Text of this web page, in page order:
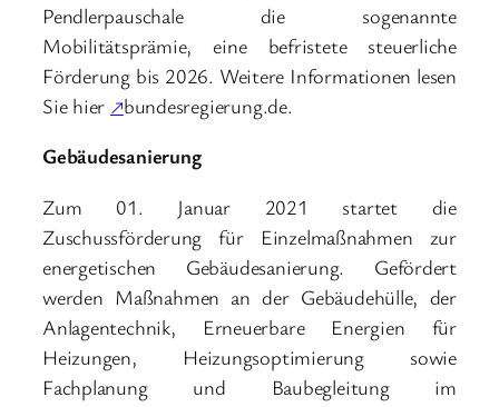
Pendlerpauschale die sogenannte
Mobilitätsprämie, eine befristete steuerliche
Förderung bis 2026. Weitere Informationen lesen
Sie hier ↗bundesregierung.de.
Gebäudesanierung
Zum 01. Januar 2021 startet die
Zuschussförderung für Einzelmaßnahmen zur
energetischen Gebäudesanierung. Gefördert
werden Maßnahmen an der Gebäudehülle, der
Anlagentechnik, Erneuerbare Energien für
Heizungen, Heizungsoptimierung sowie
Fachplanung und Baubegleitung im